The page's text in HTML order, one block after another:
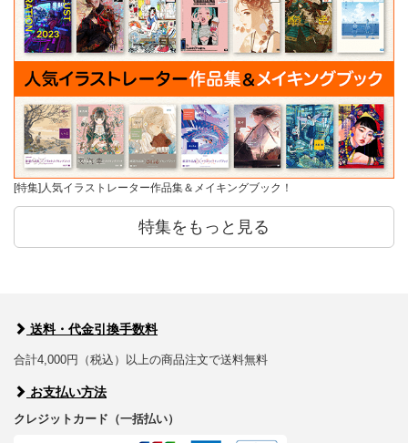
[特集]人気イラストレーター作品集＆メイキングブック！
特集をもっと見る
送料・代金引換手数料
合計4,000円（税込）以上の商品注文で送料無料
お支払い方法
クレジットカード（一括払い）